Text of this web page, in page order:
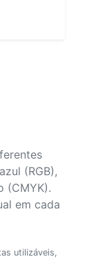
(RGB),
(CMYK).
em cada
utilizáveis,